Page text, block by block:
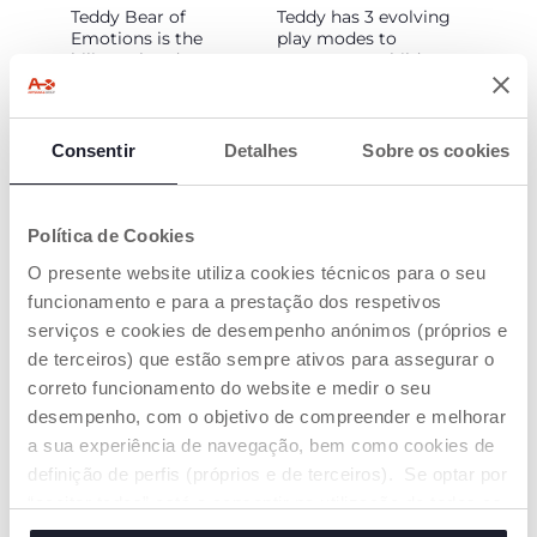
Consentir Detalhes Sobre os cookies
Política de Cookies
O presente website utiliza cookies técnicos para o seu
funcionamento e para a prestação dos respetivos
serviços e cookies de desempenho anónimos (próprios e
de terceiros) que estão sempre ativos para assegurar o
correto funcionamento do website e medir o seu
desempenho, com o objetivo de compreender e melhorar
a sua experiência de navegação, bem como cookies de
definição de perfis (próprios e de terceiros). Se optar por
cookies. Se quiser saber mais, alterar ou revogar o
Teddy Bear of
Emotions is the
bilingual and
that teaches numbers,
letters and how to
in Italian and English
Teddy has 3 evolving
play modes to
accompany children
to understand and
express emotions
COLOUR-CHANGE
HEART
Teddy's heart changes
colour based on
emotion cards
included, the child can
IT TEACHES
EMOTIONS!
Teddy tells 5 stories
about primary
dislike, anger and fear)
helping the child to